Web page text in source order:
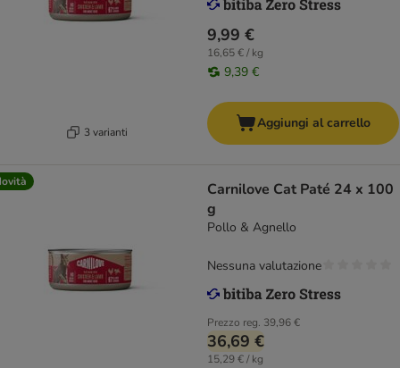
3 varianti
9,99 €
16,65 € / kg
9,39 €
Aggiungi al carrello
Carnilove Cat Paté 24 x 100
g
Pollo & Agnello
Prezzo reg. 39,96 €
36,69 €
15,29 € / kg
Nessuna valutazione